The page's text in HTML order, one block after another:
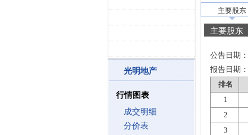
光明地产
行情图表
成交明细
分价表
主要股东
主要股东
公告日期：
报告日期：
排名
1
2
3